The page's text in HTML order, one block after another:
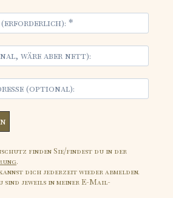
finden Sie/findest du in der
.
dich jederzeit wieder abmelden.
jeweils in meiner E-Mail-